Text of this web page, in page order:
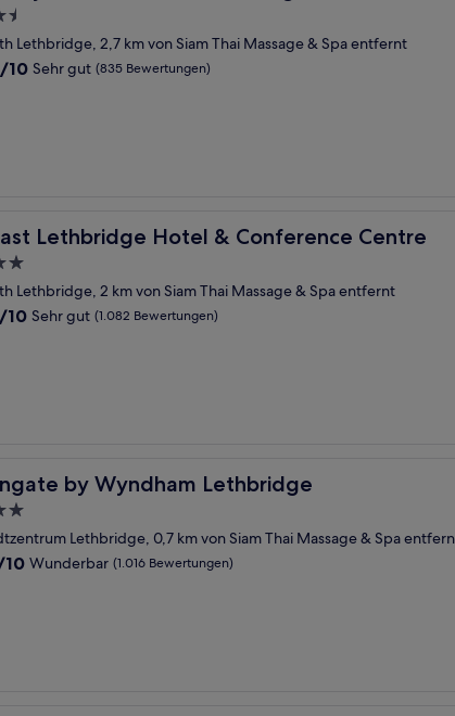
Lethbridge, 2,7 km von Siam Thai Massage & Spa entfernt
10 Sehr gut (835 Bewertungen)
Lethbridge Hotel & Conference Centre
Lethbridge Hotel & Conference Centre
Lethbridge, 2 km von Siam Thai Massage & Spa entfernt
10 Sehr gut (1.082 Bewertungen)
by Wyndham Lethbridge
by Wyndham Lethbridge
Lethbridge, 0,7 km von Siam Thai Massage & Spa
10 Wunderbar (1.016 Bewertungen)